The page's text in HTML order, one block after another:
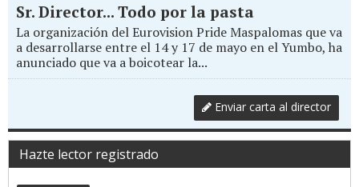
Sr. Director... Todo por la pasta
La organización del Eurovision Pride Maspalomas que va
a desarrollarse entre el 14 y 17 de mayo en el Yumbo, ha
anunciado que va a boicotear la...
Enviar carta al director
Hazte lector registrado